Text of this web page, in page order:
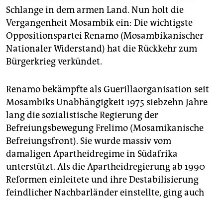
genossenschaft
epaper login
Schlange in dem armen Land. Nun holt die
Vergangenheit Mosambik ein: Die wichtigste
Oppositionspartei Renamo (Mosambikanischer
Nationaler Widerstand) hat die Rückkehr zum
Bürgerkrieg verkündet.
Renamo bekämpfte als Guerillaorganisation seit
Mosambiks Unabhängigkeit 1975 siebzehn Jahre
lang die sozialistische Regierung der
Befreiungsbewegung Frelimo (Mosamikanische
Befreiungsfront). Sie wurde massiv vom
damaligen Apartheidregime in Südafrika
unterstützt. Als die Apartheidregierung ab 1990
Reformen einleitete und ihre Destabilisierung
feindlicher Nachbarländer einstellte, ging auch